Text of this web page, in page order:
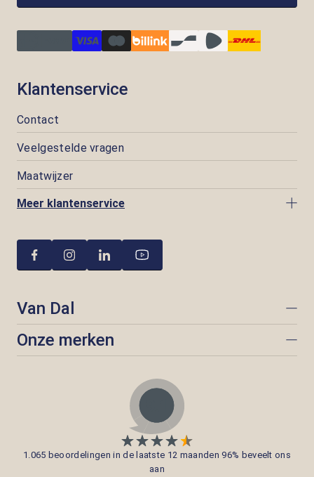
Klantenservice
Contact
Veelgestelde vragen
Maatwijzer
Meer klantenservice
Van Dal
Onze merken
1.065 beoordelingen in de laatste 12 maanden 96% beveelt ons
aan